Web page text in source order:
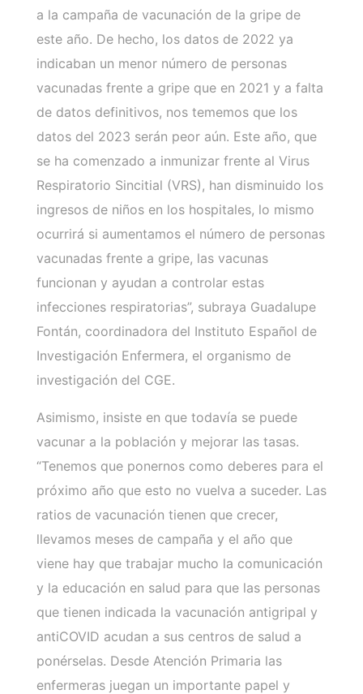
a la campaña de vacunación de la gripe de
este año. De hecho, los datos de 2022 ya
indicaban un menor número de personas
vacunadas frente a gripe que en 2021 y a falta
de datos definitivos, nos tememos que los
datos del 2023 serán peor aún. Este año, que
se ha comenzado a inmunizar frente al Virus
Respiratorio Sincitial (VRS), han disminuido los
ingresos de niños en los hospitales, lo mismo
ocurrirá si aumentamos el número de personas
vacunadas frente a gripe, las vacunas
funcionan y ayudan a controlar estas
infecciones respiratorias”, subraya Guadalupe
Fontán, coordinadora del Instituto Español de
Investigación Enfermera, el organismo de
investigación del CGE.
Asimismo, insiste en que todavía se puede
vacunar a la población y mejorar las tasas.
“Tenemos que ponernos como deberes para el
próximo año que esto no vuelva a suceder. Las
ratios de vacunación tienen que crecer,
llevamos meses de campaña y el año que
viene hay que trabajar mucho la comunicación
y la educación en salud para que las personas
que tienen indicada la vacunación antigripal y
antiCOVID acudan a sus centros de salud a
ponérselas. Desde Atención Primaria las
enfermeras juegan un importante papel y